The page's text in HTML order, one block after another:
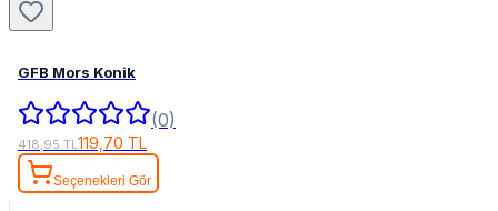
GFB Mors Konik
(0)
418,95 TL119,70 TL
Seçenekleri Gör